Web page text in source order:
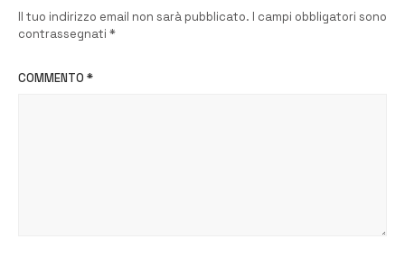
Il tuo indirizzo email non sarà pubblicato. I campi obbligatori sono
contrassegnati *
COMMENTO *